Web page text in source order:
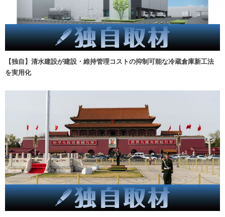
【独自】清水建設が建設・維持管理コストの抑制可能な冷蔵倉庫新工法
を実用化